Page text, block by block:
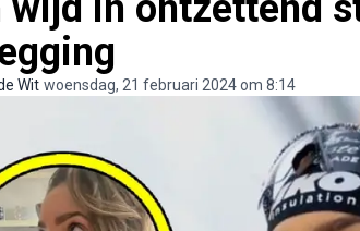
Wit woensdag, 21 februari 2024 om 8:14